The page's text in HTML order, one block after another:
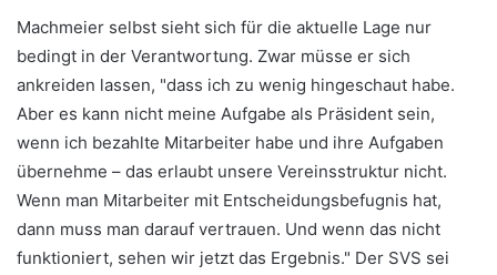
Machmeier selbst sieht sich für die aktuelle Lage nur
bedingt in der Verantwortung. Zwar müsse er sich
ankreiden lassen, "dass ich zu wenig hingeschaut habe.
Aber es kann nicht meine Aufgabe als Präsident sein,
wenn ich bezahlte Mitarbeiter habe und ihre Aufgaben
übernehme – das erlaubt unsere Vereinsstruktur nicht.
Wenn man Mitarbeiter mit Entscheidungsbefugnis hat,
dann muss man darauf vertrauen. Und wenn das nicht
funktioniert, sehen wir jetzt das Ergebnis." Der SVS sei